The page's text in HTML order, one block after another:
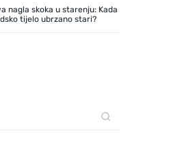
nagla skoka u starenju: Kada
tijelo ubrzano stari?